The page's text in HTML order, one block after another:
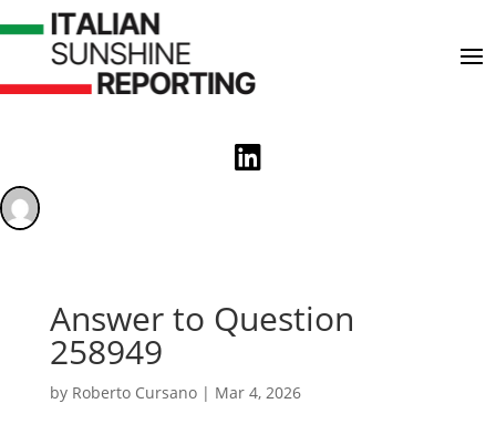

Answer to Question
258949
by Roberto Cursano| Mar 4, 2026